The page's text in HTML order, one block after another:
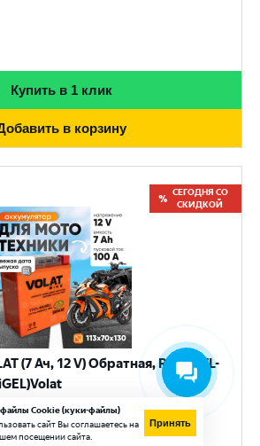
Купить в 1 клик
в корзину
СЕГОДНЯ СО
СКИДКОЙ
(7 Ач, 12 V) Обратная, R+ YTX7L-
файлы Cookie (куки-файлы)
сайт Вы соглашаетесь на
посещении сайта.
Принять